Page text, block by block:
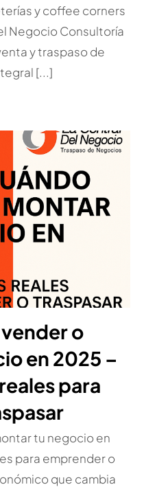
y coffee corners
Negocio Consultoría
y traspaso de
[...]
o
en 2025 –
para
tu negocio en
para emprender o
que cambia